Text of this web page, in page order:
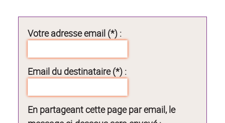
Votre adresse email (*) :
Email du destinataire (*) :
En partageant cette page par email, le